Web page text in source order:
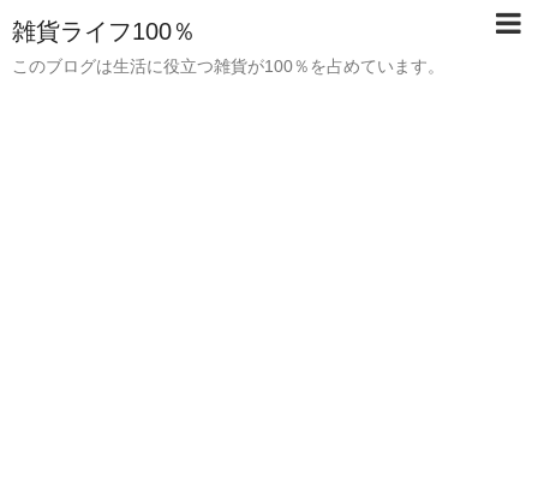
雑貨ライフ100％
このブログは生活に役立つ雑貨が100％を占めています。